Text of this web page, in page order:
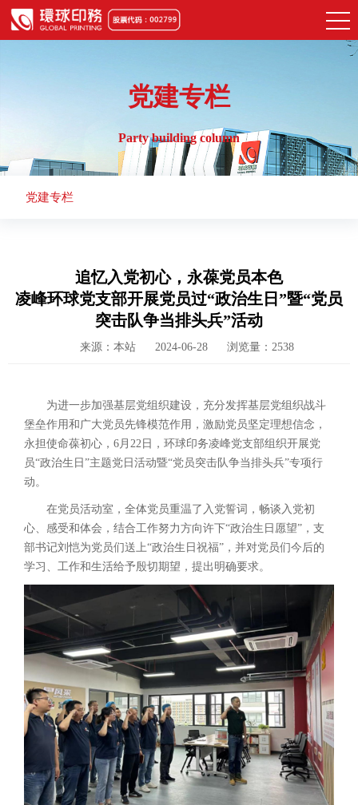
党建专栏
Party building column
党建专栏
追忆入党初心，永葆党员本色
凌峰环球党支部开展党员过“政治生日”暨“党员
突击队争当排头兵”活动
来源：本站 2024-06-28 浏览量：2538
为进一步加强基层党组织建设，充分发挥基层党组织战斗
堡垒作用和广大党员先锋模范作用，激励党员坚定理想信念，
永担使命葆初心，6月22日，环球印务凌峰党支部组织开展党
员“政治生日”主题党日活动暨“党员突击队争当排头兵”专项行
动。
在党员活动室，全体党员重温了入党誓词，畅谈入党初
心、感受和体会，结合工作努力方向许下“政治生日愿望”，支
部书记刘恺为党员们送上“政治生日祝福”，并对党员们今后的
学习、工作和生活给予殷切期望，提出明确要求。